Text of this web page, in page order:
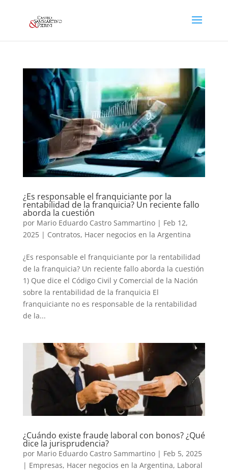
¿Es responsable el franquiciante por la
rentabilidad de la franquicia? Un reciente fallo
aborda la cuestión
por Mario Eduardo Castro Sammartino| Feb 12,
2025| Contratos, Hacer negocios en la Argentina
¿Es responsable el franquiciante por la rentabilidad
de la franquicia? Un reciente fallo aborda la cuestión
1) Que dice el Código Civil y Comercial de la Nación
sobre la rentabilidad de la franquicia El
franquiciante no es responsable de la rentabilidad
de la...
¿Cuándo existe fraude laboral con bonos? ¿Qué
dice la jurisprudencia?
por Mario Eduardo Castro Sammartino| Feb 5, 2025
| Empresas, Hacer negocios en la Argentina, Laboral